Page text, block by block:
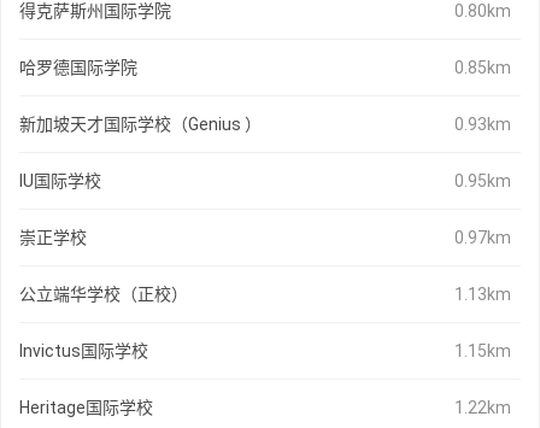
得克萨斯州国际学院 0.80km
哈罗德国际学院 0.85km
新加坡天才国际学校（Genius ） 0.93km
IU国际学校 0.95km
崇正学校 0.97km
公立端华学校（正校） 1.13km
Invictus国际学校 1.15km
Heritage国际学校 1.22km